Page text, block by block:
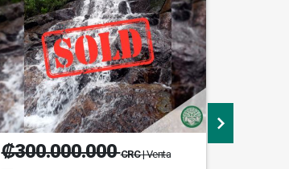
₡300.000.000CRC| Venta